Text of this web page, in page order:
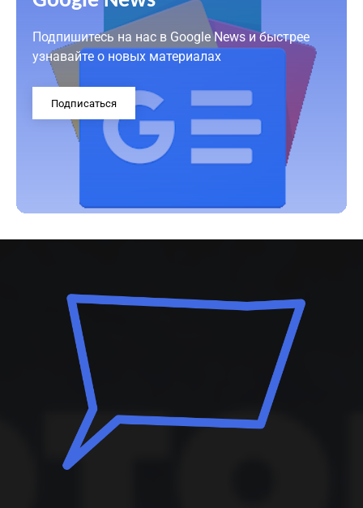
Подпишитесь на нас в Google News и быстрее
узнавайте о новых материалах
Подписаться